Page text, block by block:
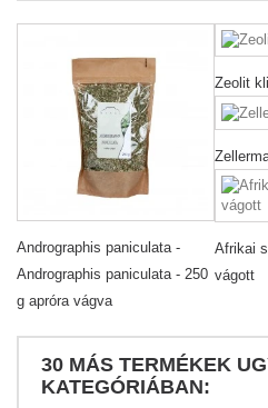
Andrographis paniculata -
Andrographis paniculata - 250
g apróra vágva
Zeolit
Afrikai
vágott
30 MÁS TERMÉKEK
KATEGÓRIÁBAN: